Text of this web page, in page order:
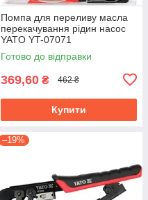
Помпа для переливу масла
перекачування рідин насос
YATO YT-07071
Готово до відправки
369,60 ₴ 462 ₴
Купити
–19%